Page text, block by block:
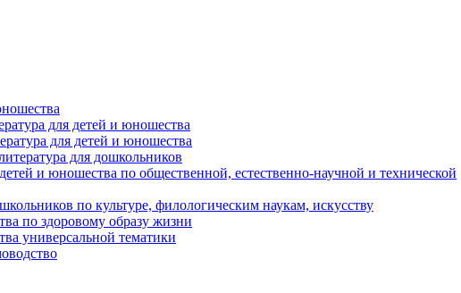
для детей и юношества
для детей и юношества
для дошкольников
и юношества по общественной, естественно-научной и технической
по культуре, филологическим наукам, искусству
по здоровому образу жизни
универсальной тематики